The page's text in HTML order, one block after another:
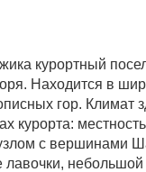
курортный
Находится в
гор. Климат
курорта:
с вершинами
небольшой